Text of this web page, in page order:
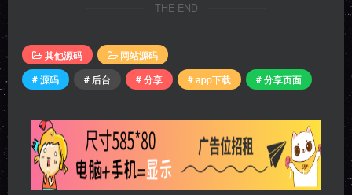
THE END
其他源码
网站源码
# 源码
# 后台 # 分享 # app下载 # 分享页面
广告